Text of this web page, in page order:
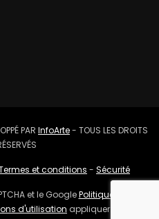
PAR InfoArte- TOUS LES DROITS
et conditions - Sécurité
et le GooglePolitique de
d'utilisation appliquer.